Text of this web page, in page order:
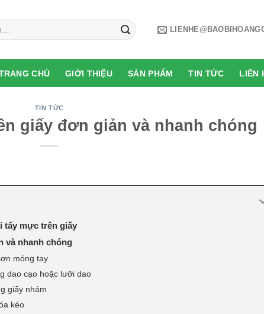
CHỦ GIỚI THIỆU SẢN PHẨM TIN TỨC LIÊN
TIN TỨC
giấy đơn giản và nhanh chóng
tẩy mực trên giấy
và nhanh chóng
móng tay
dao cạo hoặc lưỡi dao
giấy nhám
kéo